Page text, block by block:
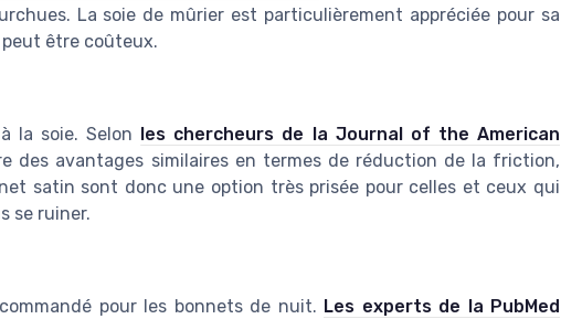
La soie de mûrier est particulièrement appréciée pour sa
être coûteux.
la soie. Selon les chercheurs de la Journal of the American
des avantages similaires en termes de réduction de la friction,
satin sont donc une option très prisée pour celles et ceux qui
se ruiner.
pour les bonnets de nuit. Les experts de la PubMed